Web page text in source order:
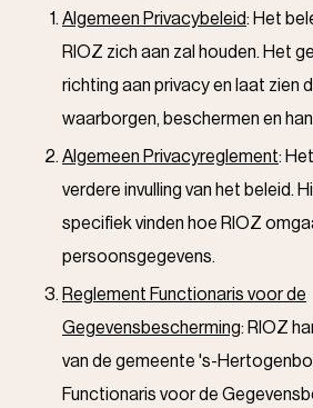
Algemeen Privacybeleid: Het
RIOZ zich aan zal houden. Het
richting aan privacy en laat zien
waarborgen, beschermen en
Algemeen Privacyreglement:
verdere invulling van het beleid.
specifiek vinden hoe RIOZ
persoonsgegevens.
Reglement Functionaris voor de
Gegevensbescherming: RIOZ
van de gemeente 's-
Functionaris voor de